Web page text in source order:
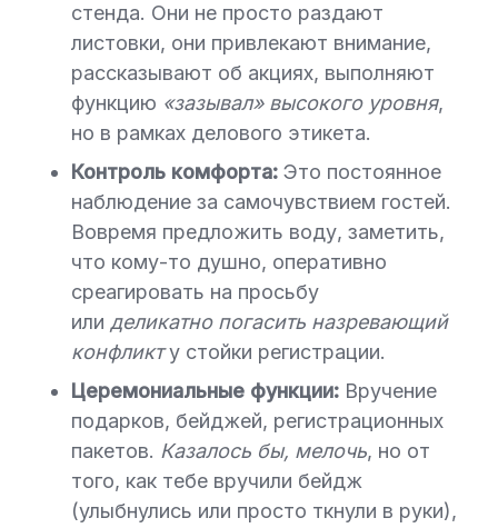
стенда. Они не просто раздают
листовки, они привлекают внимание,
рассказывают об акциях, выполняют
функцию «зазывал» высокого уровня,
но в рамках делового этикета.
Контроль комфорта: Это постоянное
наблюдение за самочувствием гостей.
Вовремя предложить воду, заметить,
что кому-то душно, оперативно
среагировать на просьбу
или деликатно погасить назревающий
конфликту стойки регистрации.
Церемониальные функции: Вручение
подарков, бейджей, регистрационных
пакетов. Казалось бы, мелочь, но от
того, как тебе вручили бейдж
(улыбнулись или просто ткнули в руки),